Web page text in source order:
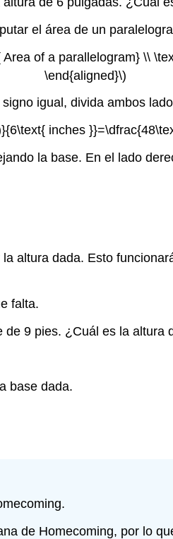
el área de un
of a parallelogram} \\
\end{aligned}\)
igual, divida ambos
inches
la base. En el lado
altura dada. Esto
falta.
9 pies. ¿Cuál es la altura
base dada.
de Homecoming, por lo